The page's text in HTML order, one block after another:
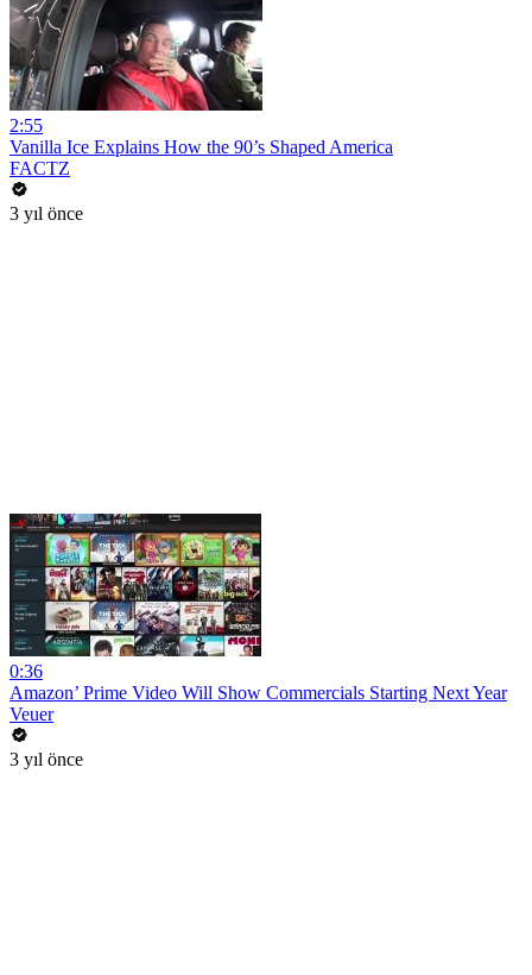
2:55
Vanilla Ice Explains How the 90’s Shaped America
FACTZ
3 yıl önce
0:36
Amazon’ Prime Video Will Show Commercials Starting Next Year
Veuer
3 yıl önce